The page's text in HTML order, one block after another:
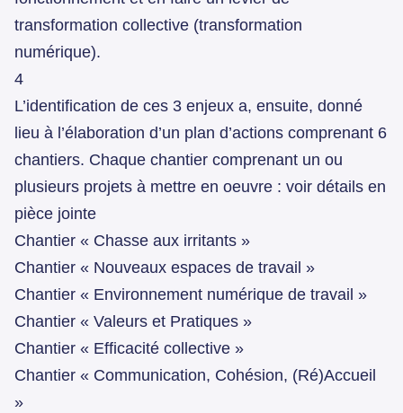
transformation collective (transformation
numérique).
4
L’identification de ces 3 enjeux a, ensuite, donné
lieu à l’élaboration d’un plan d’actions comprenant 6
chantiers. Chaque chantier comprenant un ou
plusieurs projets à mettre en oeuvre : voir détails en
pièce jointe
Chantier « Chasse aux irritants »
Chantier « Nouveaux espaces de travail »
Chantier « Environnement numérique de travail »
Chantier « Valeurs et Pratiques »
Chantier « Efficacité collective »
Chantier « Communication, Cohésion, (Ré)Accueil
»